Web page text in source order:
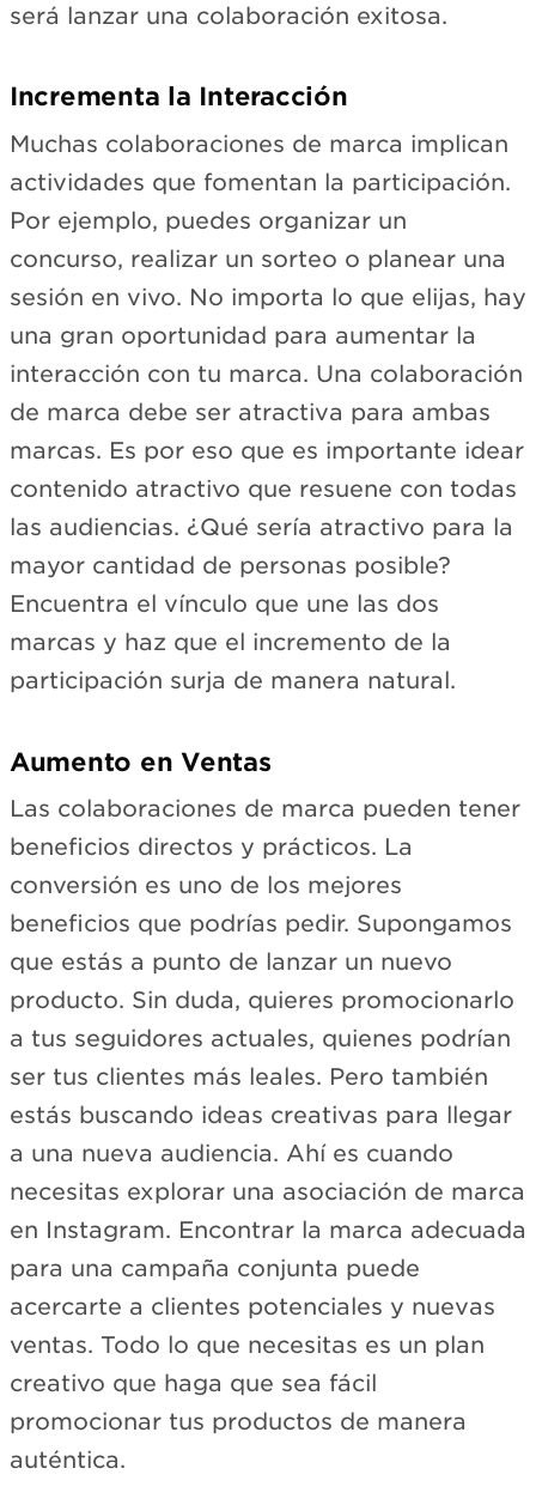
será lanzar una colaboración exitosa.
Incrementa la Interacción
Muchas colaboraciones de marca implican
actividades que fomentan la participación.
Por ejemplo, puedes organizar un
concurso, realizar un sorteo o planear una
sesión en vivo. No importa lo que elijas, hay
una gran oportunidad para aumentar la
interacción con tu marca. Una colaboración
de marca debe ser atractiva para ambas
marcas. Es por eso que es importante idear
contenido atractivo que resuene con todas
las audiencias. ¿Qué sería atractivo para la
mayor cantidad de personas posible?
Encuentra el vínculo que une las dos
marcas y haz que el incremento de la
participación surja de manera natural.
Aumento en Ventas
Las colaboraciones de marca pueden tener
beneficios directos y prácticos. La
conversión es uno de los mejores
beneficios que podrías pedir. Supongamos
que estás a punto de lanzar un nuevo
producto. Sin duda, quieres promocionarlo
a tus seguidores actuales, quienes podrían
ser tus clientes más leales. Pero también
estás buscando ideas creativas para llegar
a una nueva audiencia. Ahí es cuando
necesitas explorar una asociación de marca
en Instagram. Encontrar la marca adecuada
para una campaña conjunta puede
acercarte a clientes potenciales y nuevas
ventas. Todo lo que necesitas es un plan
creativo que haga que sea fácil
promocionar tus productos de manera
auténtica.